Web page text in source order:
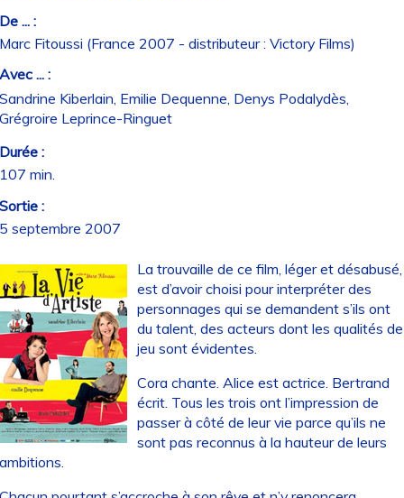
... :
Fitoussi (France 2007 - distributeur : Victory Films)
... :
Kiberlain, Emilie Dequenne, Denys Podalydès,
Leprince-Ringuet
:
min.
:
septembre 2007
La trouvaille de ce film, léger et désabusé,
est d’avoir choisi pour interpréter des
personnages qui se demandent s’ils ont
du talent, des acteurs dont les qualités de
jeu sont évidentes.
Cora chante. Alice est actrice. Bertrand
écrit. Tous les trois ont l’impression de
passer à côté de leur vie parce qu’ils ne
sont pas reconnus à la hauteur de leurs